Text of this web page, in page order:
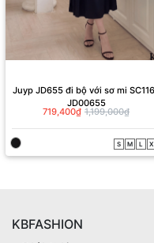
Juyp JD655 đi bộ với sơ mi SC1167
JD00655
KBFASHION